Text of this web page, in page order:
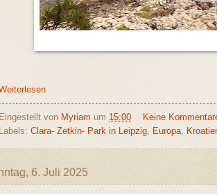
Eingestellt von Myriam um 15:00
Keine
Labels: Clara- Zetkin- Park in Leipzig Europa
6. Juli 2025